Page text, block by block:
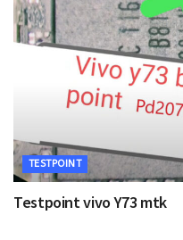
TESTPOINT
Testpoint vivo Y73 mtk